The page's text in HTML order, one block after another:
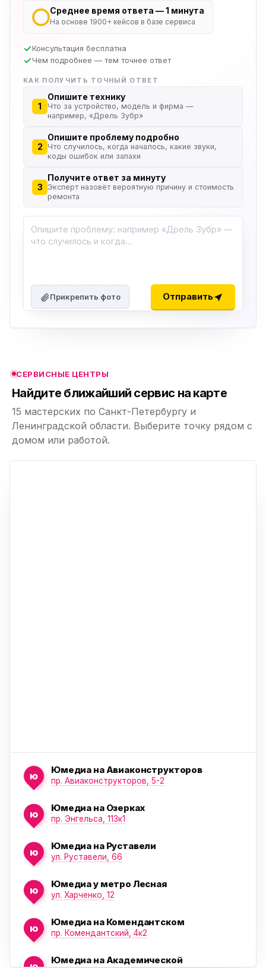
Среднее время ответа — 1 минута
На основе 1900+ кейсов в базе сервиса
Консультация бесплатна
Чем подробнее — тем точнее ответ
КАК ПОЛУЧИТЬ ТОЧНЫЙ ОТВЕТ
1
Опишите технику
Что за устройство, модель и фирма —
например, «Дрель Зубр»
2
Опишите проблему подробно
Что случилось, когда началось, какие звуки,
коды ошибок или запахи
3
Получите ответ за минуту
Эксперт назовёт вероятную причину и стоимость
ремонта
Прикрепить фото Отправить
СЕРВИСНЫЕ ЦЕНТРЫ
Найдите ближайший сервис на карте
15 мастерских по Санкт-Петербургу и
Ленинградской области. Выберите точку рядом с
домом или работой.
ю
Юмедиа на Авиаконструкторов
пр. Авиаконструкторов, 5-2
ю
Юмедиа на Озерках
пр. Энгельса, 113к1
ю
Юмедиа на Руставели
ул. Руставели, 66
ю
Юмедиа у метро Лесная
ул. Харченко, 12
ю
Юмедиа на Комендантском
пр. Комендантский, 4к2
Юмедиа на Академической
ю